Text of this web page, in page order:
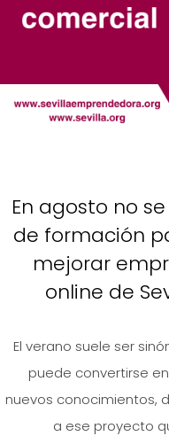
En agosto no
de formación
mejorar
online de
El verano suele ser
puede convertirse
nuevos conocimientos,
a ese proyecto